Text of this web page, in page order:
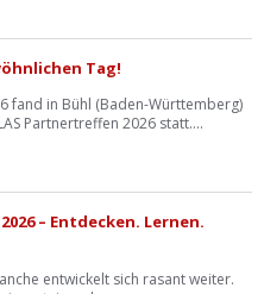
Tag!
fand in Bühl (Baden-Württemberg)
Partnertreffen 2026 statt....
– Entdecken. Lernen.
entwickelt sich rasant weiter.